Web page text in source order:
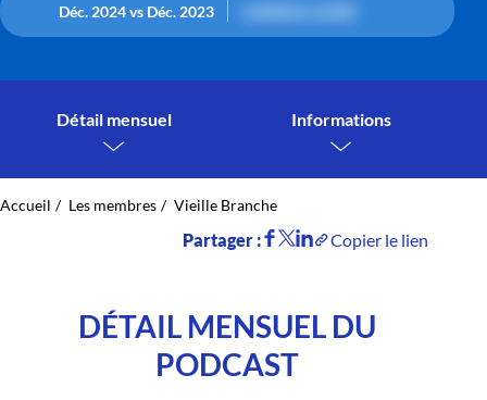
Déc. 2024 vs Déc. 2023
Détail mensuel Informations
Accueil Les membres Vieille Branche
Partager : Copier le lien
DÉTAIL MENSUEL DU
PODCAST